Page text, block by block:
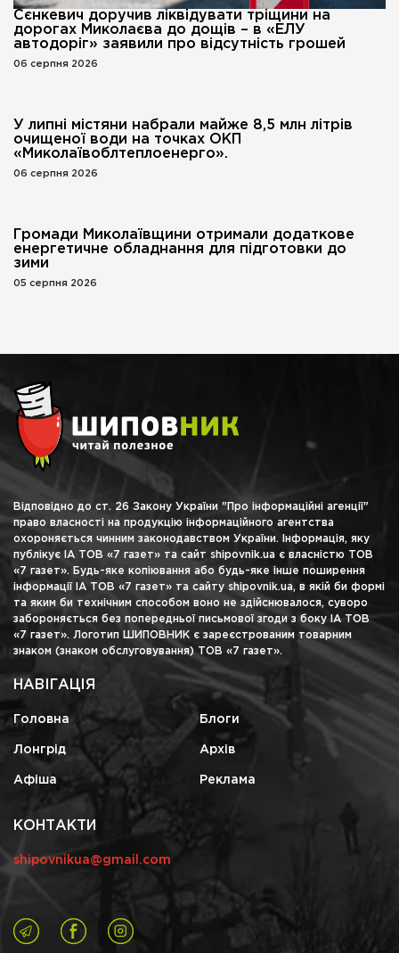
Сєнкевич доручив ліквідувати тріщини на
дорогах Миколаєва до дощів – в «ЕЛУ
автодоріг» заявили про відсутність грошей
06 серпня 2026
У липні містяни набрали майже 8,5 млн літрів
очищеної води на точках ОКП
«Миколаївоблтеплоенерго».
06 серпня 2026
Громади Миколаївщини отримали додаткове
енергетичне обладнання для підготовки до
зими
05 серпня 2026
Відповідно до ст. 26 Закону України "Про інформаційні агенції"
право власності на продукцію інформаційного агентства
охороняється чинним законодавством України. Інформація, яку
публікує ІА ТОВ «7 газет» та сайт shipovnik.ua є власністю ТОВ
«7 газет». Будь-яке копіювання або будь-яке інше поширення
інформації ІА ТОВ «7 газет» та сайту shipovnik.ua, в якій би формі
та яким би технічним способом воно не здійснювалося, суворо
забороняється без попередньої письмової згоди з боку ІА ТОВ
«7 газет». Логотип ШИПОВНИК є зареєстрованим товарним
знаком (знаком обслуговування) ТОВ «7 газет».
НАВІГАЦІЯ
Головна Блоги
Лонгрід Архів
Афіша Реклама
КОНТАКТИ
shipovnikua@gmail.com